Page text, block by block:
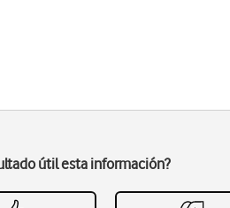
útil esta información?